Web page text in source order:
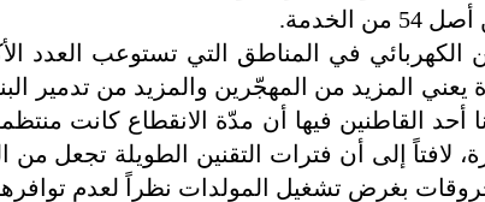
الكهربائي في المناطق التي تستوعب
يعني المزيد من المهجّرين والمزيد من تدمير
لافتاً إلى أن فترات التقنين الطويلة تجعل
بغرض تشغيل المولدات نظراً لعدم توافرها